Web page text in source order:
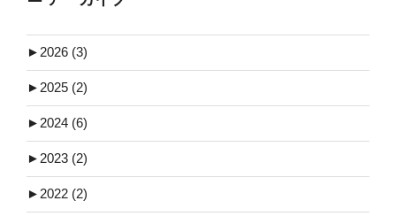
► 2026 (3)
► 2025 (2)
► 2024 (6)
► 2023 (2)
► 2022 (2)